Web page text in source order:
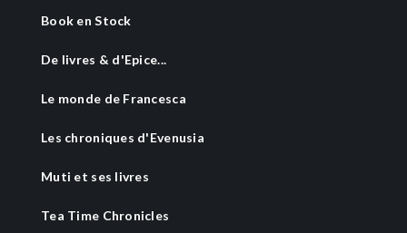
Book en Stock
De livres & d'Epice...
Le monde de Francesca
Les chroniques d'Evenusia
Muti et ses livres
Tea Time Chronicles